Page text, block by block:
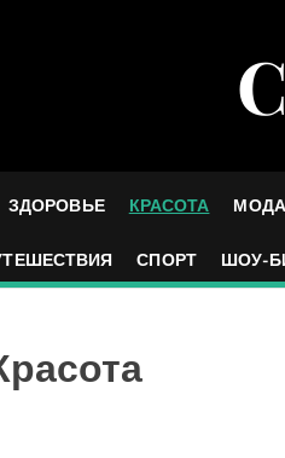
ЗДОРОВЬЕ КРАСОТА МОДА
СПОРТ ШОУ-